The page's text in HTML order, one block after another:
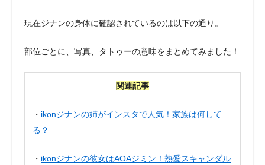
現在ジナンの身体に確認されているのは以下の通り。
部位ごとに、写真、タトゥーの意味をまとめてみました！
関連記事
・ ikonジナンの姉がインスタで人気！家族は何して
る？
・ ikonジナンの彼女はAOAジミン！熱愛スキャンダル